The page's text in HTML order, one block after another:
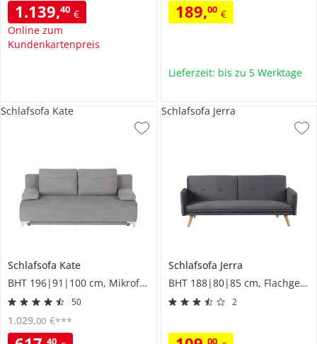
1.139,40 €
Online zum
Kundenkartenpreis
189,00 €
Lieferzeit: bis zu 5 Werktage
Schlafsofa Kate
BHT 196|91|100 cm, Mikrofaser
50
40
1.029,00 €***
Schlafsofa Kate
Schlafsofa Jerra
BHT 188|80|85 cm, Flachgewebe
2
00
Schlafsofa Jerra